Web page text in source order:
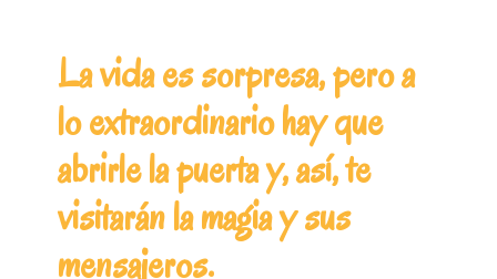
La vida es sorpresa, pero a
lo extraordinario hay que
abrirle la puerta y, así, te
visitarán la magia y sus
mensajeros.